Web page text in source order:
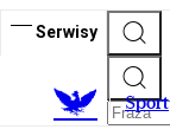
Serwisy
Sport